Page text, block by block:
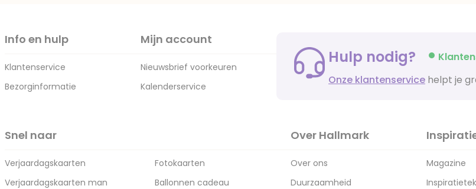
Info en hulp
Klantenservice
Bezorginformatie
Mijn account
Nieuwsbrief voorkeuren
Kalenderservice
Hulp nodig?
Onze klantenservice helpt je
Snel naar
Verjaardagskaarten
Verjaardagskaarten man
Fotokaarten
Ballonnen cadeau
Over Hallmark
Over ons
Duurzaamheid
Magazine